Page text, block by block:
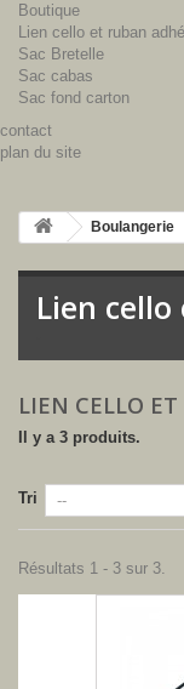
Boutique
Lien cello et ruban
Sac Bretelle
Sac cabas
Sac fond carton
contact
plan du site
Boulangerie
Lien
LIEN CELLO
Il y a 3 produits.
Tri
Résultats 1 - 3 sur 3.